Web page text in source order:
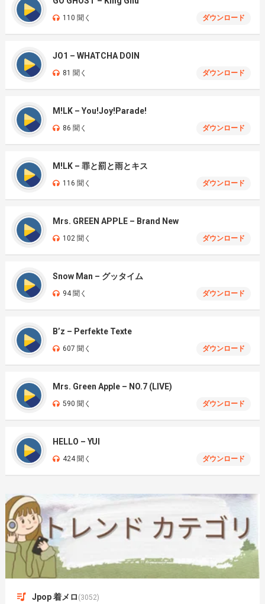
110 聞く ダウンロード
JO1 – WHATCHA DOIN
81 聞く ダウンロード
M!LK – You!Joy!Parade!
86 聞く ダウンロード
M!LK – 罪と罰と雨とキス
116 聞く ダウンロード
Mrs. GREEN APPLE – Brand New
102 聞く ダウンロード
Snow Man – グッタイム
94 聞く ダウンロード
B’z – Perfekte Texte
607 聞く ダウンロード
Mrs. Green Apple – NO.7 (LIVE)
590 聞く ダウンロード
HELLO – YUI
424 聞く ダウンロード
Jpop 着メロ (3052)